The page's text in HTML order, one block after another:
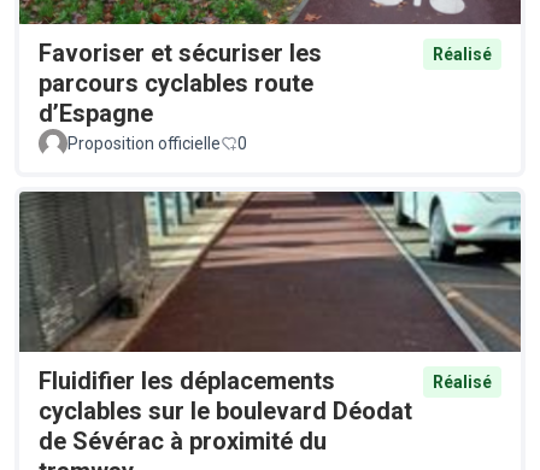
Favoriser et sécuriser les
parcours cyclables route
d’Espagne
Réalisé
Proposition officielle 0
Fluidifier les déplacements
cyclables sur le boulevard Déodat
de Sévérac à proximité du
Réalisé